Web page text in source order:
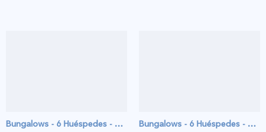
Bungalows - 6 Huéspedes - 3 Habitaciones Bungalows - 6 Huéspedes - 3 Habitaciones